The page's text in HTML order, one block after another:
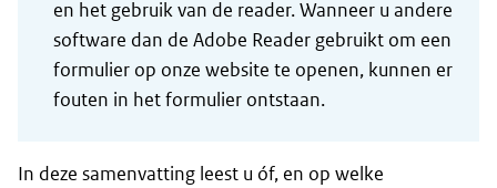
en het gebruik van de reader. Wanneer u andere
software dan de Adobe Reader gebruikt om een
formulier op onze website te openen, kunnen er
fouten in het formulier ontstaan.
In deze samenvatting leest u óf, en op welke